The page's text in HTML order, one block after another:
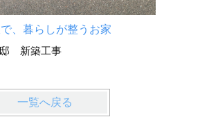
、暮らしが整うお家
新築工事
一覧へ戻る